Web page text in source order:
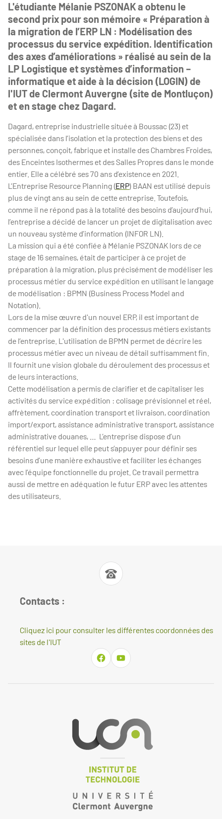
L'étudiante Mélanie PSZONAK a obtenu le
second prix pour son mémoire « Préparation à
la migration de l’ERP LN : Modélisation des
processus du service expédition. Identification
des axes d’améliorations » réalisé au sein de la
LP Logistique et systèmes d’information –
informatique et aide à la décision (LOGIN) de
l'IUT de Clermont Auvergne (site de Montluçon)
et en stage chez Dagard.
Dagard, entreprise industrielle située à Boussac (23) et
spécialisée dans l’isolation et la protection des biens et des
personnes, conçoit, fabrique et installe des Chambres Froides,
des Enceintes Isothermes et des Salles Propres dans le monde
entier. Elle a célébré ses 70 ans d’existence en 2021.
L’Entreprise Resource Planning (ERP) BAAN est utilisé depuis
plus de vingt ans au sein de cette entreprise. Toutefois,
comme il ne répond pas à la totalité des besoins d’aujourd’hui,
l’entreprise a décidé de lancer un projet de digitalisation avec
un nouveau système d’information (INFOR LN).
La mission qui a été confiée à Mélanie PSZONAK lors de ce
stage de 16 semaines, était de participer à ce projet de
préparation à la migration, plus précisément de modéliser les
processus métier du service expédition en utilisant le langage
de modélisation : BPMN (Business Process Model and
Notation).
Lors de la mise œuvre d'un nouvel ERP, il est important de
commencer par la définition des processus métiers existants
de l’entreprise. L'utilisation de BPMN permet de décrire les
processus métier avec un niveau de détail suffisamment fin.
Il fournit une vision globale du déroulement des processus et
de leurs interactions.
Cette modélisation a permis de clarifier et de capitaliser les
activités du service expédition : colisage prévisionnel et réel,
affrètement, coordination transport et livraison, coordination
import/export, assistance administrative transport, assistance
administrative douanes, … L’entreprise dispose d’un
référentiel sur lequel elle peut s’appuyer pour définir ses
besoins d’une manière exhaustive et faciliter les échanges
avec l’équipe fonctionnelle du projet. Ce travail permettra
aussi de mettre en adéquation le futur ERP avec les attentes
des utilisateurs.
Contacts :
Cliquez ici pour consulter les différentes coordonnées des
sites de l'IUT